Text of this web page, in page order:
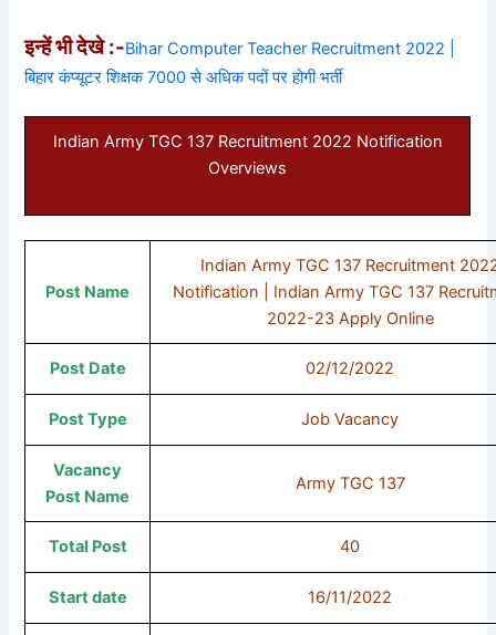
इन्हें भी देखे :-Bihar Computer Teacher Recruitment 2022 |
बिहार कंप्यूटर शिक्षक 7000 से अधिक पदों पर होगी भर्ती
Indian Army TGC 137 Recruitment 2022 Notification
Overviews
Post Name
Indian Army TGC 137 Recruitment
Notification | Indian Army TGC 137
2022-23 Apply Online
Post Date 02/12/2022
Post Type Job Vacancy
Vacancy
Post Name
Army TGC 137
Total Post 40
Start date 16/11/2022